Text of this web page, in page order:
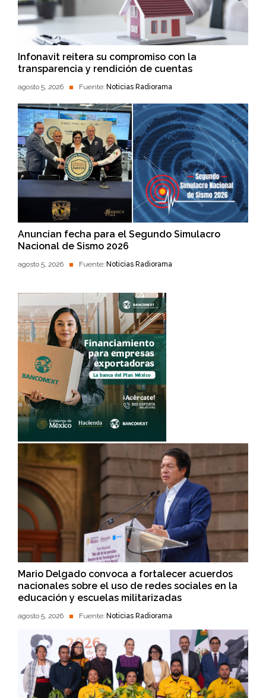
Infonavit reitera su compromiso con la
transparencia y rendición de cuentas
agosto 5, 2026 Fuente: Noticias Radiorama
Anuncian fecha para el Segundo Simulacro
Nacional de Sismo 2026
agosto 5, 2026 Fuente: Noticias Radiorama
Mario Delgado convoca a fortalecer acuerdos
nacionales sobre el uso de redes sociales en la
educación y escuelas militarizadas
agosto 5, 2026 Fuente: Noticias Radiorama